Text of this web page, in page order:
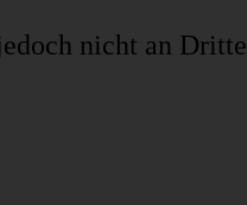
nicht an Dritte